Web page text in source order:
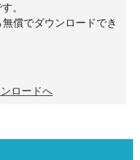
。
償でダウンロードでき
ロードへ